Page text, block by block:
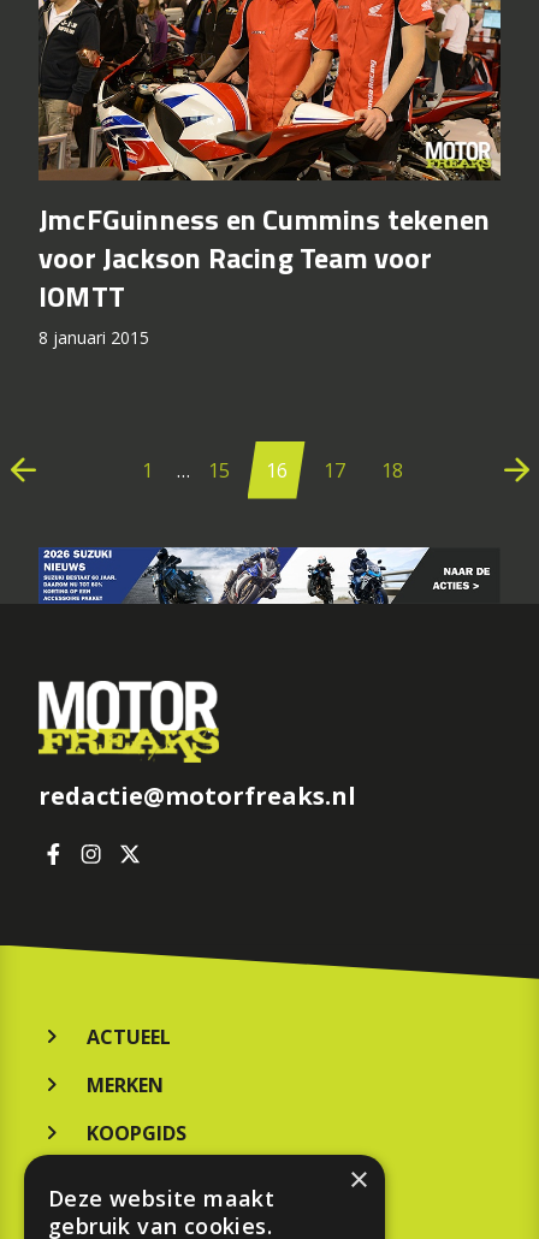
JmcFGuinness en Cummins tekenen
voor Jackson Racing Team voor
IOMTT
8 januari 2015
arrow_back arrow_forward
redactie@motorfreaks.nl
KOOPGIDS
TESTEN
×
Deze website maakt
gebruik van cookies.